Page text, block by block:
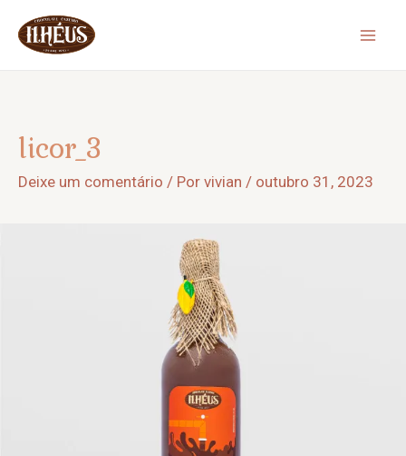
para
licor_3
Deixe um comentário / Por vivian / outubro 31, 2023